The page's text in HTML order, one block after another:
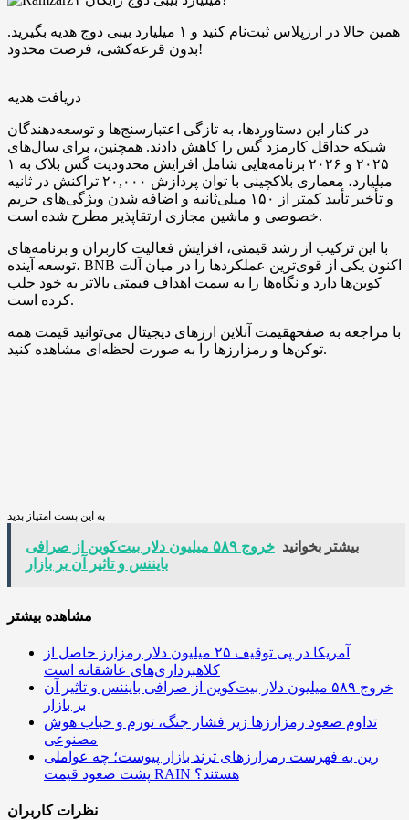
همین حالا در ارزپلاس ثبت‌نام کنید و ۱ میلیارد بیبی دوج هدیه بگیرید.
بدون قرعه‌کشی، فرصت محدود!
دریافت هدیه
در کنار این دستاوردها، به ‌تازگی اعتبارسنج‌ها و توسعه‌دهندگان
شبکه حداقل کارمزد گس را کاهش دادند. همچنین، برای سال‌های
۲۰۲۵ و ۲۰۲۶ برنامه‌هایی شامل افزایش محدودیت گس بلاک به ۱
میلیارد، معماری بلاکچینی با توان پردازش ۲۰,۰۰۰ تراکنش در ثانیه
و تأخیر تأیید کمتر از ۱۵۰ میلی‌ثانیه و اضافه شدن ویژگی‌های حریم
خصوصی و ماشین مجازی ارتقاپذیر مطرح شده است.
با این ترکیب از رشد قیمتی، افزایش فعالیت کاربران و برنامه‌های
توسعه آینده، BNB اکنون یکی از قوی‌ترین عملکردها را در میان آلت‌
کوین‌ها دارد و نگاه‌ها را به سمت اهداف قیمتی بالاتر به خود جلب
کرده است.
با مراجعه به صفحهقیمت آنلاین ارزهای دیجیتال می‌توانید قیمت همه
توکن‌ها و رمزارزها را به صورت لحظه‌ای مشاهده کنید.
به این پست امتیاز بدید
بیشتر بخوانید
خروج ۵۸۹ میلیون دلار بیت‌کوین از صرافی
بایننس و تاثیر آن بر بازار
مشاهده بیشتر
آمریکا در پی توقیف ۲۵ میلیون دلار رمزارز حاصل از
کلاهبرداری‌های عاشقانه است
خروج ۵۸۹ میلیون دلار بیت‌کوین از صرافی بایننس و تاثیر آن
بر بازار
تداوم صعود رمزارزها زیر فشار جنگ، تورم و حباب هوش
مصنوعی
رین به فهرست رمزارزهای ترند بازار پیوست؛ چه عواملی
پشت صعود قیمت RAIN هستند؟
نظرات کاربران